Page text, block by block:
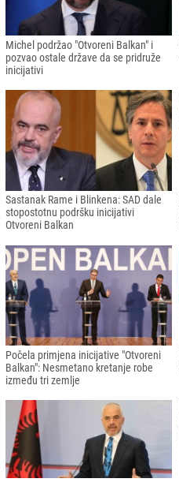
Michel podržao "Otvoreni Balkan" i
pozvao ostale države da se pridruže
inicijativi
Sastanak Rame i Blinkena: SAD dale
stopostotnu podršku inicijativi
Otvoreni Balkan
Počela primjena inicijative "Otvoreni
Balkan": Nesmetano kretanje robe
između tri zemlje